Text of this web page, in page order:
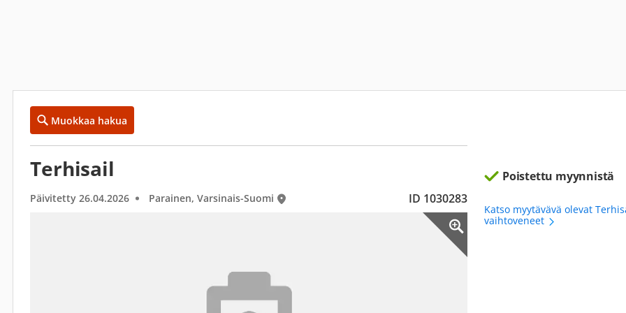
Muokkaa hakua
Terhisail
Päivitetty 26.04.2026 Parainen, Varsinais-Suomi ID 1030283
Poistettu myynnistä
Katso myytävävä olevat
vaihtoveneet